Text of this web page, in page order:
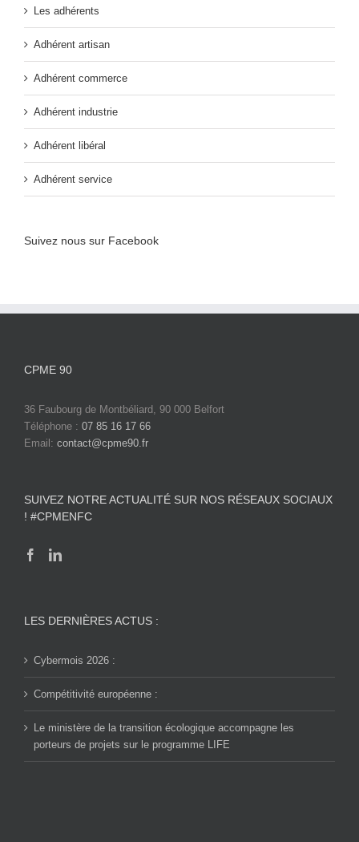
Les adhérents
Adhérent artisan
Adhérent commerce
Adhérent industrie
Adhérent libéral
Adhérent service
Suivez nous sur Facebook
CPME 90
36 Faubourg de Montbéliard, 90 000 Belfort
Téléphone : 07 85 16 17 66
Email: contact@cpme90.fr
SUIVEZ NOTRE ACTUALITÉ SUR NOS RÉSEAUX SOCIAUX
! #CPMENFC
LES DERNIÈRES ACTUS :
Cybermois 2026 :
Compétitivité européenne :
Le ministère de la transition écologique accompagne les
porteurs de projets sur le programme LIFE